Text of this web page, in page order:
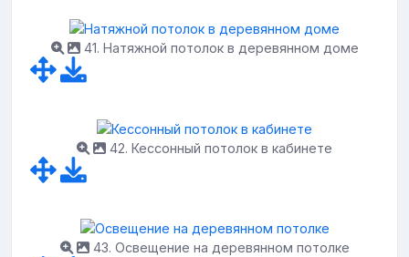
41. Натяжной потолок в деревянном доме
42. Кессонный потолок в кабинете
43. Освещение на деревянном потолке